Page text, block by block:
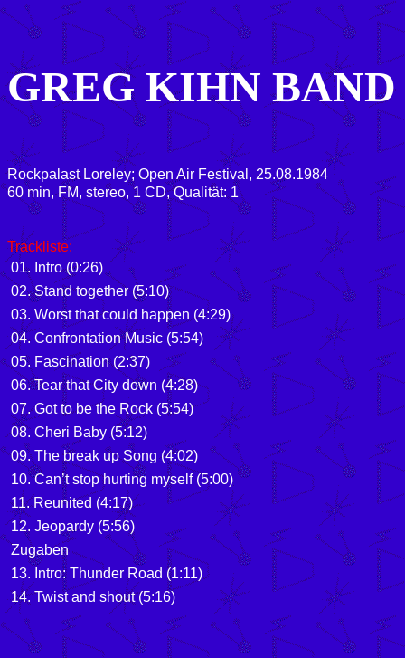
GREG KIHN BAND
Rockpalast Loreley; Open Air Festival, 25.08.1984
60 min, FM, stereo, 1 CD, Qualität: 1
Trackliste:
01. Intro (0:26)
02. Stand together (5:10)
03. Worst that could happen (4:29)
04. Confrontation Music (5:54)
05. Fascination (2:37)
06. Tear that City down (4:28)
07. Got to be the Rock (5:54)
08. Cheri Baby (5:12)
09. The break up Song (4:02)
10. Can’t stop hurting myself (5:00)
11. Reunited (4:17)
12. Jeopardy (5:56)
Zugaben
13. Intro: Thunder Road (1:11)
14. Twist and shout (5:16)